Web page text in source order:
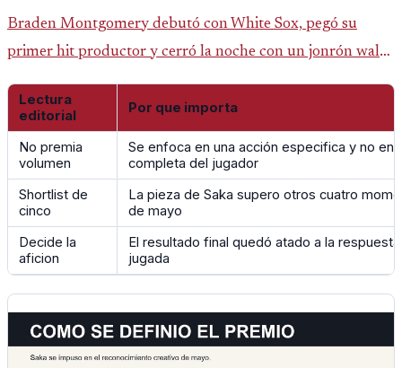
Braden Montgomery debutó con White Sox, pegó su
primer hit productor y cerró la noche con un jonrón walk-
este tipo en la historia.
Lectura
editorial
Por que importa
No premia
volumen
Se enfoca en una acción especifica y no en
completa del jugador
Shortlist de
cinco
La pieza de Saka supero otros cuatro
de mayo
Decide la
aficion
El resultado final quedó atado a la
jugada